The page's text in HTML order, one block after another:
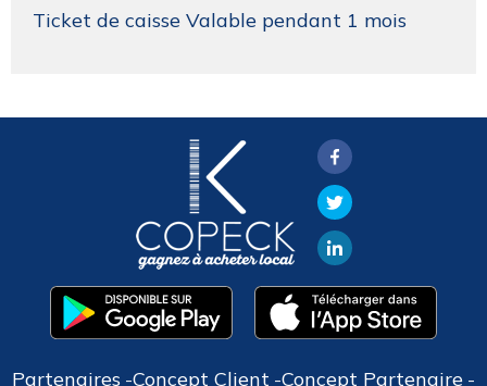
Ticket de caisse Valable pendant 1 mois
Partenaires Concept Client Concept Partenaire